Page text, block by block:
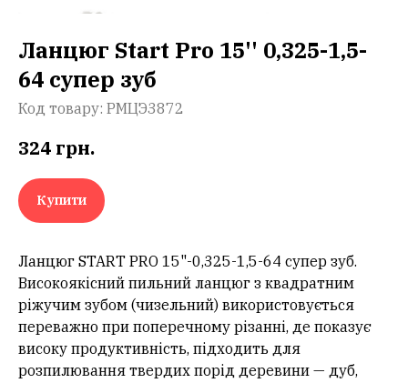
Ланцюг Start Pro 15'' 0,325-1,5-
64 супер зуб
Код товару: РМЦЭ3872
324 грн.
Купити
Ланцюг START PRO 15"-0,325-1,5-64 супер зуб.
Високоякісний пильний ланцюг з квадратним
ріжучим зубом (чизельний) використовується
переважно при поперечному різанні, де показує
високу продуктивність, підходить для
розпилювання твердих порід деревини — дуб,